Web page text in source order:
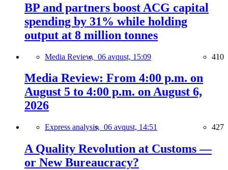
BP and partners boost ACG capital
spending by 31% while holding
output at 8 million tonnes
Media Review, 06 avqust, 15:09 410
Media Review: From 4:00 p.m. on
August 5 to 4:00 p.m. on August 6,
2026
Express analysis, 06 avqust, 14:51 427
A Quality Revolution at Customs —
or New Bureaucracy?